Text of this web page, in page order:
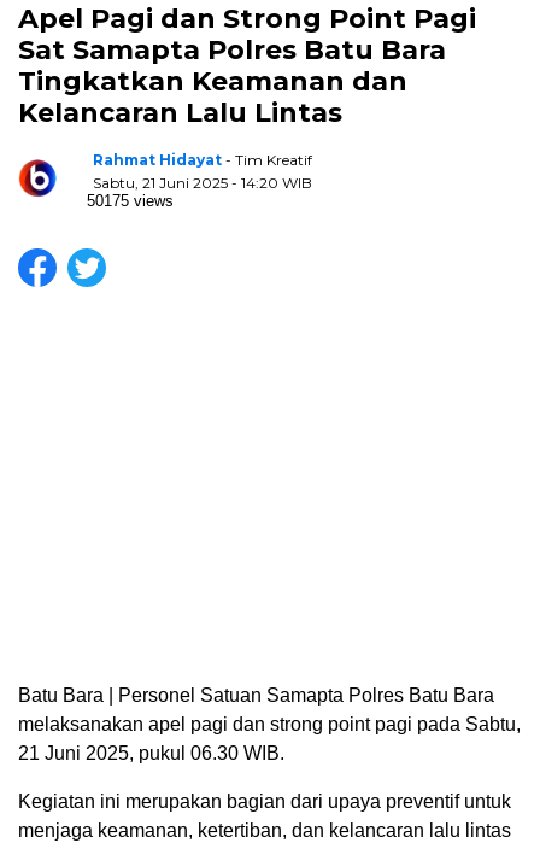
Apel Pagi dan Strong Point Pagi
Sat Samapta Polres Batu Bara
Tingkatkan Keamanan dan
Kelancaran Lalu Lintas
Rahmat Hidayat - Tim Kreatif
Sabtu, 21 Juni 2025 - 14:20 WIB
50175 views
Batu Bara | Personel Satuan Samapta Polres Batu Bara
melaksanakan apel pagi dan strong point pagi pada Sabtu,
21 Juni 2025, pukul 06.30 WIB.
Kegiatan ini merupakan bagian dari upaya preventif untuk
menjaga keamanan, ketertiban, dan kelancaran lalu lintas